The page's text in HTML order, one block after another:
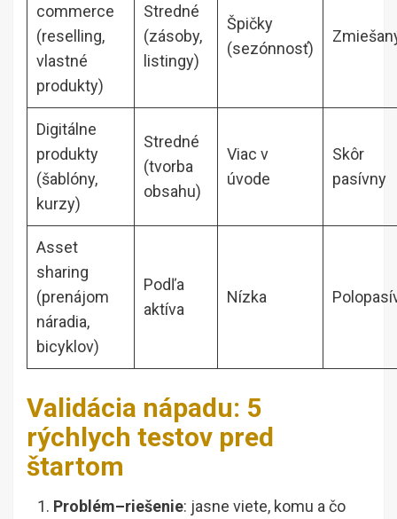
commerce
(reselling,
vlastné
produkty)
Stredné
(zásoby,
listingy)
Špičky
(sezónnosť)
Digitálne
produkty
(šablóny,
kurzy)
Stredné
(tvorba
obsahu)
Viac v
úvode
Skôr
pasívny
Asset
sharing
(prenájom
náradia,
bicyklov)
Podľa
aktíva
Nízka
Validácia nápadu: 5
rýchlych testov pred
štartom
Problém–riešenie: jasne viete, komu a čo